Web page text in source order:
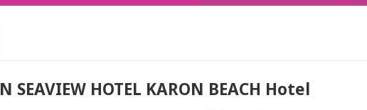
SEAVIEW HOTEL KARON BEACH Hotel